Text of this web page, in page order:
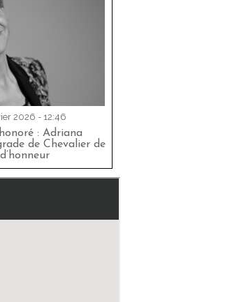
2026 - 12:46
: Adriana
de Chevalier de